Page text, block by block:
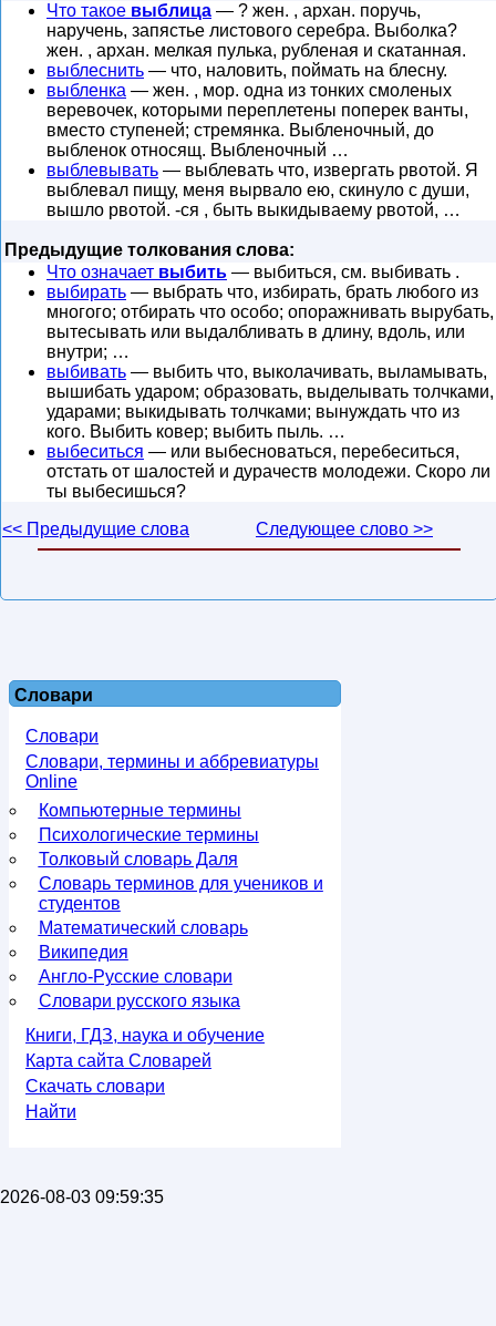
Что такое выблица — ? жен. , архан. поручь,
наручень, запястье листового серебра. Выболка?
жен. , архан. мелкая пулька, рубленая и скатанная.
выблеснить — что, наловить, поймать на блесну.
выбленка — жен. , мор. одна из тонких смоленых
веревочек, которыми переплетены поперек ванты,
вместо ступеней; стремянка. Выбленочный, до
выбленок относящ. Выбленочный …
выблевывать — выблевать что, извергать рвотой. Я
выблевал пищу, меня вырвало ею, скинуло с души,
вышло рвотой. -ся , быть выкидываему рвотой, …
Предыдущие толкования слова:
Что означает выбить — выбиться, см. выбивать .
выбирать — выбрать что, избирать, брать любого из
многого; отбирать что особо; опоражнивать вырубать,
вытесывать или выдалбливать в длину, вдоль, или
внутри; …
выбивать — выбить что, выколачивать, выламывать,
вышибать ударом; образовать, выделывать толчками,
ударами; выкидывать толчками; вынуждать что из
кого. Выбить ковер; выбить пыль. …
выбеситься — или выбесноваться, перебеситься,
отстать от шалостей и дурачеств молодежи. Скоро ли
ты выбесишься?
<< Предыдущие слова
Следующее слово >>
Словари
Словари
Словари, термины и аббревиатуры
Online
Компьютерные термины
Психологические термины
Толковый словарь Даля
Словарь терминов для учеников и
студентов
Математический словарь
Википедия
Англо-Русские словари
Словари русского языка
Книги, ГДЗ, наука и обучение
Карта сайта Словарей
Скачать словари
Найти
2026-08-03 09:59:35